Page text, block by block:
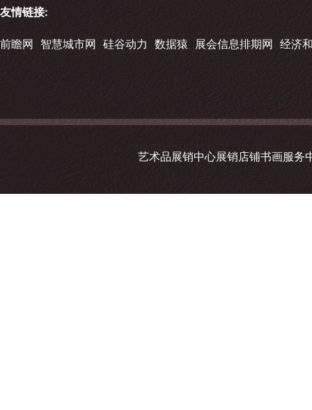
友情链接:
前瞻网 智慧城市网 硅谷动力 数据猿 展会信息排期网 经济
艺术品展销中心展销店铺书画服务